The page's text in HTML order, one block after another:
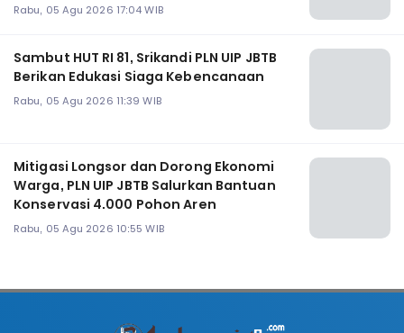
Rabu, 05 Agu 2026 17:04 WIB
Sambut HUT RI 81, Srikandi PLN UIP JBTB
Berikan Edukasi Siaga Kebencanaan
Rabu, 05 Agu 2026 11:39 WIB
Mitigasi Longsor dan Dorong Ekonomi
Warga, PLN UIP JBTB Salurkan Bantuan
Konservasi 4.000 Pohon Aren
Rabu, 05 Agu 2026 10:55 WIB